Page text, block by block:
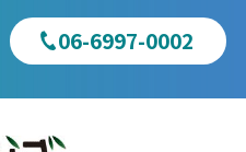
06-6997-0002